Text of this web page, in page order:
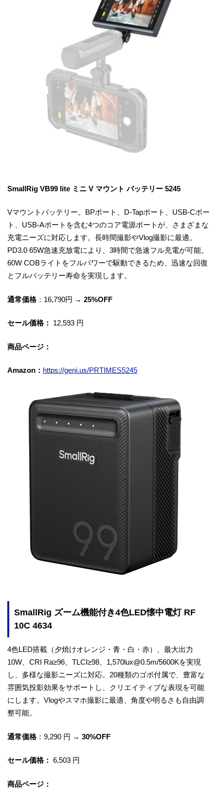
SmallRig VB99 lite ミニ V マウント バッテリー 5245
Vマウントバッテリー。BPポート、D-Tapポート、USB-Cポー
ト、USB-Aポートを含む4つのコア電源ポートが、さまざまな
充電ニーズに対応します。長時間撮影やVlog撮影に最適。
PD3.0 65W急速充放電により、3時間で急速フル充電が可能。
60W COBライトをフルパワーで駆動できるため、迅速な回復
とフルバッテリー寿命を実現します。
通常価格：16,790円 → 25%OFF
セール価格： 12,593 円
商品ページ：
Amazon： https://geni.us/PRTIMES5245
SmallRig ズーム機能付き4色LED懐中電灯 RF
10C 4634
4色LED搭載（夕焼けオレンジ・青・白・赤）、最大出力
10W、CRI Ra≥96、TLCI≥98、1,570lux@0.5m/5600Kを実現
し、多様な撮影ニーズに対応。20種類のゴボ付属で、豊富な
雰囲気投影効果をサポートし、クリエイティブな表現を可能
にします。Vlogやスマホ撮影に最適、角度や明るさも自由調
整可能。
通常価格：9,290 円 → 30%OFF
セール価格： 6,503 円
商品ページ：